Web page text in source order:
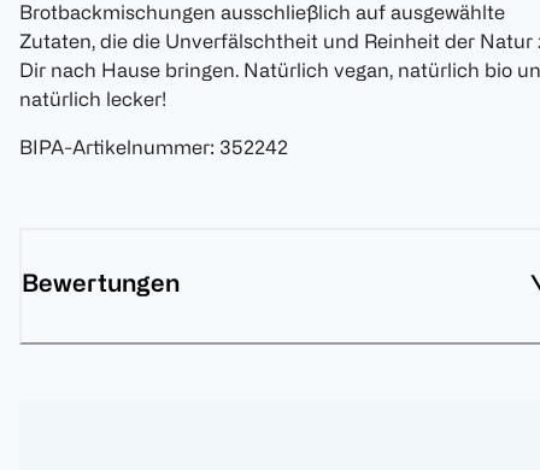
Brotbackmischungen ausschließlich auf ausgewählte
Zutaten, die die Unverfälschtheit und Reinheit der Natur
Dir nach Hause bringen. Natürlich vegan, natürlich bio
natürlich lecker!
BIPA-Artikelnummer: 352242
Bewertungen